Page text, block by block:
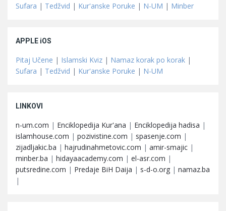
Sufara | Tedžvid | Kur'anske Poruke | N-UM | Minber
APPLE iOS
Pitaj Učene | Islamski Kviz | Namaz korak po korak |
Sufara | Tedžvid | Kur'anske Poruke | N-UM
LINKOVI
n-um.com | Enciklopedija Kur'ana | Enciklopedija hadisa |
islamhouse.com | pozivistine.com | spasenje.com |
zijadljakic.ba | hajrudinahmetovic.com | amir-smajic |
minber.ba | hidayaacademy.com | el-asr.com |
putsredine.com | Predaje BiH Daija | s-d-o.org | namaz.ba
|